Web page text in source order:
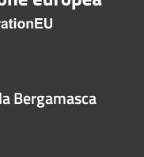
Bergamasca